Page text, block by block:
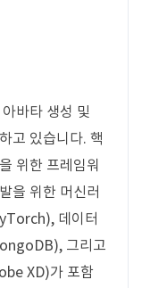
바타 생성 및
고 있습니다. 핵
위한 프레임워
을 위한 머신러
데이터
그리고
XD)가 포함